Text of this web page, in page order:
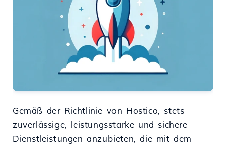
Gemäß der Richtlinie von Hostico, stets
zuverlässige, leistungsstarke und sichere
Dienstleistungen anzubieten, die mit dem